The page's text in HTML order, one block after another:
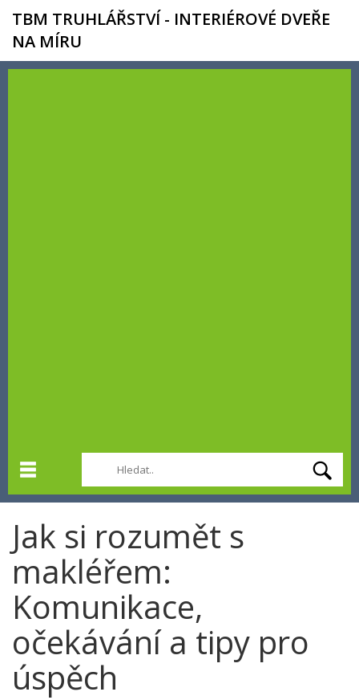
TBM TRUHLÁŘSTVÍ - INTERIÉROVÉ DVEŘE
NA MÍRU
Jak si rozumět s
makléřem:
Komunikace,
očekávání a tipy pro
úspěch